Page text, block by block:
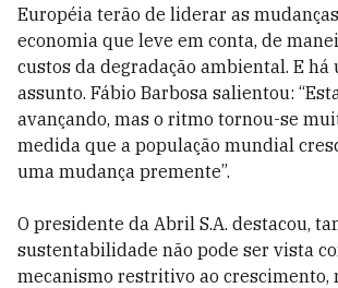
Européia terão de liderar as
economia que leve em conta, de
custos da degradação ambiental. E há
assunto. Fábio Barbosa salientou:
avançando, mas o ritmo tornou-se
medida que a população mundial
uma mudança premente”.
O presidente da Abril S.A. destacou,
sustentabilidade não pode ser vista
mecanismo restritivo ao crescimento,